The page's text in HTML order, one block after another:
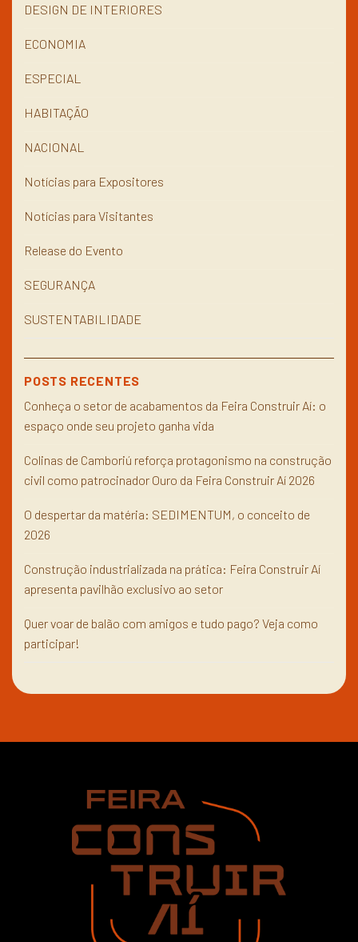
DESIGN DE INTERIORES
ECONOMIA
ESPECIAL
HABITAÇÃO
NACIONAL
Notícias para Expositores
Notícias para Visitantes
Release do Evento
SEGURANÇA
SUSTENTABILIDADE
POSTS RECENTES
Conheça o setor de acabamentos da Feira Construir Aí: o
espaço onde seu projeto ganha vida
Colinas de Camboriú reforça protagonismo na construção
civil como patrocinador Ouro da Feira Construir Aí 2026
O despertar da matéria: SEDIMENTUM, o conceito de
2026
Construção industrializada na prática: Feira Construir Aí
apresenta pavilhão exclusivo ao setor
Quer voar de balão com amigos e tudo pago? Veja como
participar!